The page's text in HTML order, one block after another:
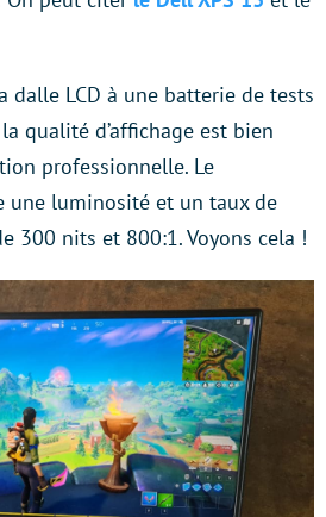
dalle LCD à une batterie de tests
qualité d’affichage est bien
professionnelle. Le
une luminosité et un taux de
300 nits et 800:1. Voyons cela !